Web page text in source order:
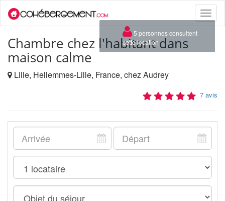
Toggle
Chambre chez l'habitant dans
maison calme
Lille, Hellemmes-Lille, France, chez Audrey
7 avis
×
5 personnes consultent
cette location